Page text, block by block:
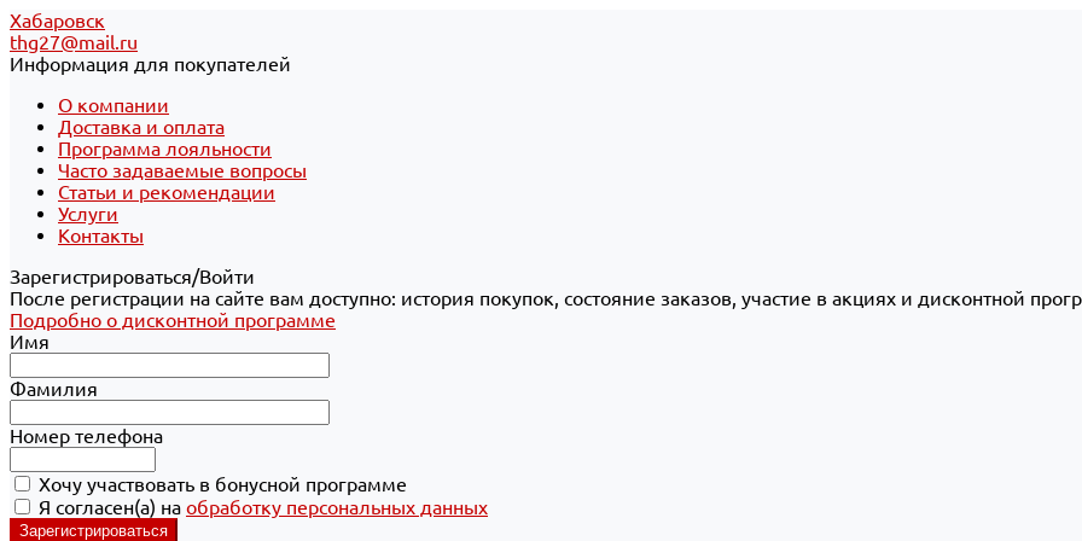
Хабаровск
thg27@mail.ru
Информация для покупателей
О компании
Доставка и оплата
Программа лояльности
Часто задаваемые вопросы
Статьи и рекомендации
Услуги
Контакты
Зарегистрироваться/Войти
После регистрации на сайте вам доступно: история покупок, состояние заказов, участие в акциях и дисконтной
Подробно о дисконтной программе
Имя
Фамилия
Номер телефона
Хочу участвовать в бонусной программе
Я согласен(а) на обработку персональных данных